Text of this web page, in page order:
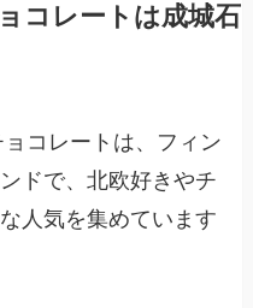
コレートは成城石
コレートは、フィン
ドで、北欧好きやチ
人気を集めています